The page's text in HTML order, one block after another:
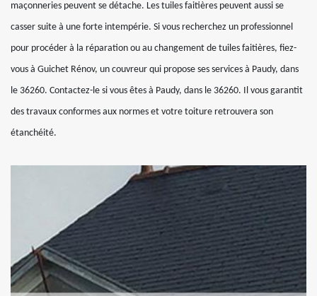
maçonneries peuvent se détache. Les tuiles faitières peuvent aussi se
casser suite à une forte intempérie. Si vous recherchez un professionnel
pour procéder à la réparation ou au changement de tuiles faitières, fiez-
vous à Guichet Rénov, un couvreur qui propose ses services à Paudy, dans
le 36260. Contactez-le si vous êtes à Paudy, dans le 36260. Il vous garantit
des travaux conformes aux normes et votre toiture retrouvera son
étanchéité.